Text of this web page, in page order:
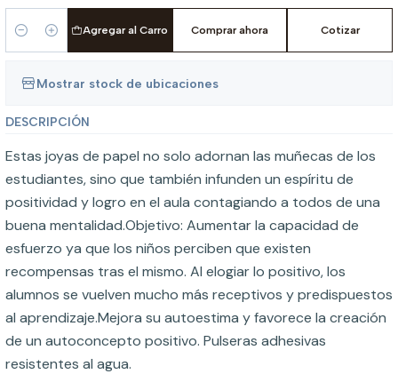
Cantidad
Agregar al Carro Comprar ahora Cotizar
Mostrar stock de ubicaciones
DESCRIPCIÓN
Estas joyas de papel no solo adornan las muñecas de los
estudiantes, sino que también infunden un espíritu de
positividad y logro en el aula contagiando a todos de una
buena mentalidad.Objetivo: Aumentar la capacidad de
esfuerzo ya que los niños perciben que existen
recompensas tras el mismo. Al elogiar lo positivo, los
alumnos se vuelven mucho más receptivos y predispuestos
al aprendizaje.Mejora su autoestima y favorece la creación
de un autoconcepto positivo. Pulseras adhesivas
resistentes al agua.